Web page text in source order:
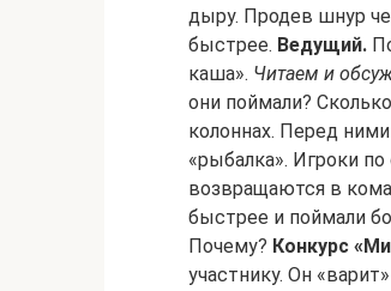
дыру. Продев шнур
быстрее. Ведущий.
каша». Читаем и
они поймали?
колоннах. Перед
«рыбалка». Игроки
возвращаются в
быстрее и поймали
Почему? Конкурс
участнику. Он